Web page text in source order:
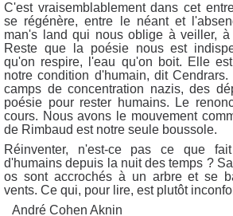
C'est vraisemblablement dans cet
se régénère, entre le néant et
man's land qui nous oblige à veiller,
Reste que la poésie nous est
qu'on respire, l'eau qu'on boit. Elle
notre condition d'humain, dit
camps de concentration nazis, des
poésie pour rester humains. Le
cours. Nous avons le mouvement
de Rimbaud est notre seule boussole.
Réinventer, n'est-ce pas ce que
d'humains depuis la nuit des temps ?
os sont accrochés à un arbre et se
vents. Ce qui, pour lire, est plutôt
André Cohen Aknin